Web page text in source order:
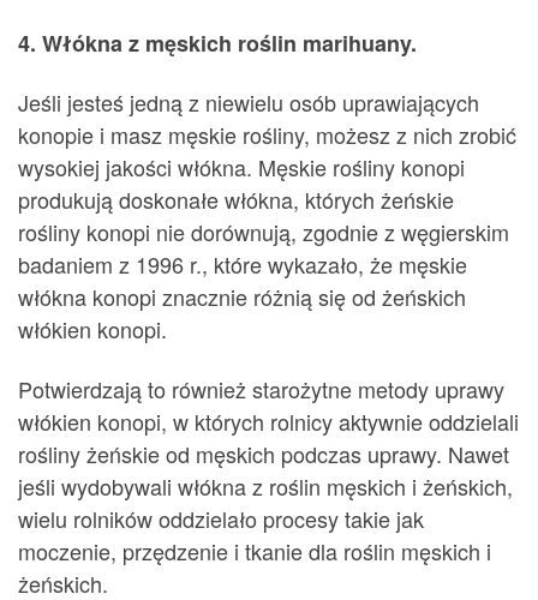
4. Włókna z męskich roślin marihuany.
Jeśli jesteś jedną z niewielu osób uprawiających
konopie i masz męskie rośliny, możesz z nich zrobić
wysokiej jakości włókna. Męskie rośliny konopi
produkują doskonałe włókna, których żeńskie
rośliny konopi nie dorównują, zgodnie z węgierskim
badaniem z 1996 r., które wykazało, że męskie
włókna konopi znacznie różnią się od żeńskich
włókien konopi.
Potwierdzają to również starożytne metody uprawy
włókien konopi, w których rolnicy aktywnie oddzielali
rośliny żeńskie od męskich podczas uprawy. Nawet
jeśli wydobywali włókna z roślin męskich i żeńskich,
wielu rolników oddzielało procesy takie jak
moczenie, przędzenie i tkanie dla roślin męskich i
żeńskich.